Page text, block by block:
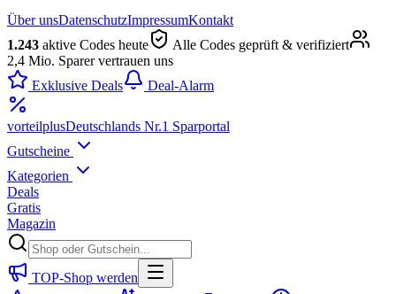
Über unsDatenschutzImpressumKontakt
1.243 aktive Codes heute
Alle Codes geprüft & verifiziert
2,4 Mio. Sparer vertrauen uns
Exklusive Deals
Deal-Alarm
vorteilplusDeutschlands Nr.1 Sparportal
Gutscheine
Kategorien
Deals
Gratis
Magazin
TOP-Shop werden